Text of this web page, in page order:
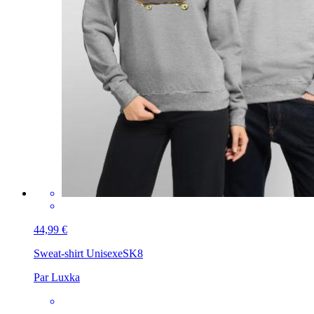
44,99 €
Sweat-shirt UnisexeSK8
Par Luxka